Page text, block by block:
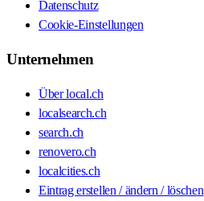
Datenschutz
Cookie-Einstellungen
Unternehmen
Über local.ch
localsearch.ch
search.ch
renovero.ch
localcities.ch
Eintrag erstellen / ändern / löschen